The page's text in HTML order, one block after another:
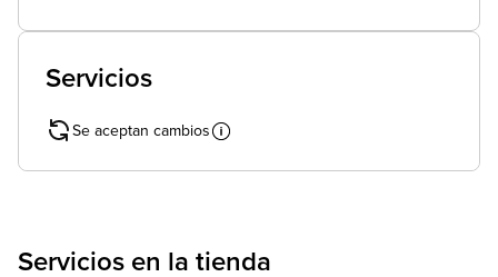
Servicios
Se aceptan cambios
Servicios en la tienda